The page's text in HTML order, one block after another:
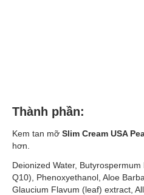
Thành phần:
Kem tan mỡ Slim Cream USA
hơn.
Deionized Water,
Q10), Phenoxyethanol, Aloe
Glaucium Flavum (leaf) extract,